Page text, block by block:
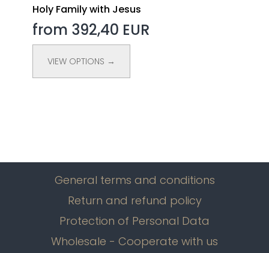
Holy Family with Jesus
from 392,40 EUR
VIEW OPTIONS →
General terms and conditions
Return and refund policy
Protection of Personal Data
Wholesale - Cooperate with us